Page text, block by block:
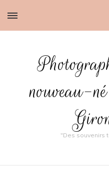
nouveau-
"Des souvenirs